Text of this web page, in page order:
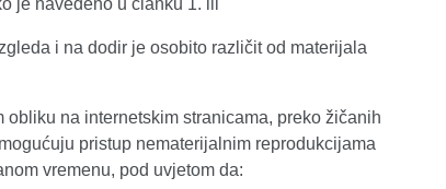
je navedeno u članku 1. ili
i na dodir je osobito različit od materijala
na internetskim stranicama, preko žičanih
pristup nematerijalnim reprodukcijama
vremenu, pod uvjetom da: